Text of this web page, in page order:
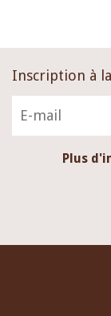
Inscription à
Plus